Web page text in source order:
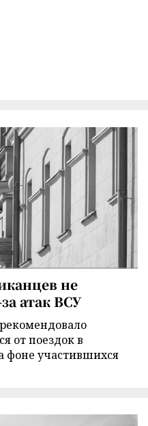
не
атак ВСУ
от поездок в
фоне участившихся